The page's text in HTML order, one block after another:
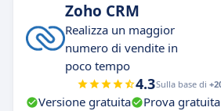
Zoho CRM
Realizza un maggior
numero di vendite in
poco tempo
4.3Sulla base di
Versione gratuita Prova gratuita